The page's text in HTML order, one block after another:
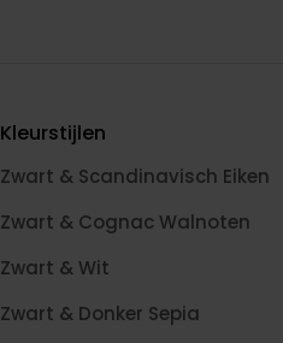
Kleurstijlen
Zwart & Scandinavisch Eiken
Zwart & Cognac Walnoten
Zwart & Wit
Zwart & Donker Sepia